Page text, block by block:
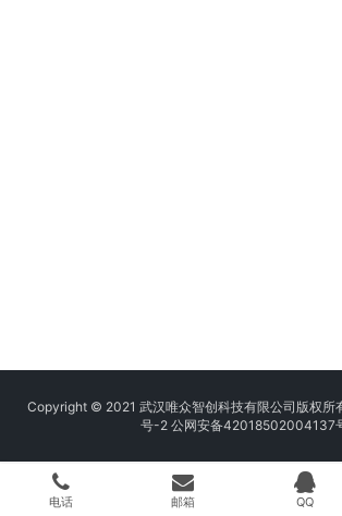
Copyright © 2021 武汉唯众智创科技有限公司版权所
号-2 公网安备42018502004137
电话 邮箱 QQ